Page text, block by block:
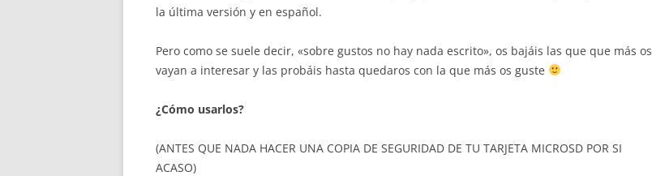
la última versión y en español.
Pero como se suele decir, «sobre gustos no hay nada escrito», os bajáis las que que más os
vayan a interesar y las probáis hasta quedaros con la que más os guste
¿Cómo usarlos?
(ANTES QUE NADA HACER UNA COPIA DE SEGURIDAD DE TU TARJETA MICROSD POR SI
ACASO)